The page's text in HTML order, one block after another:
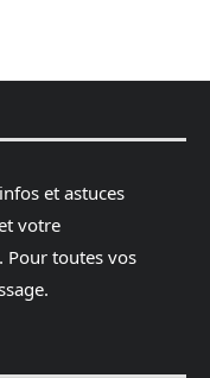
et astuces
votre
Pour toutes vos